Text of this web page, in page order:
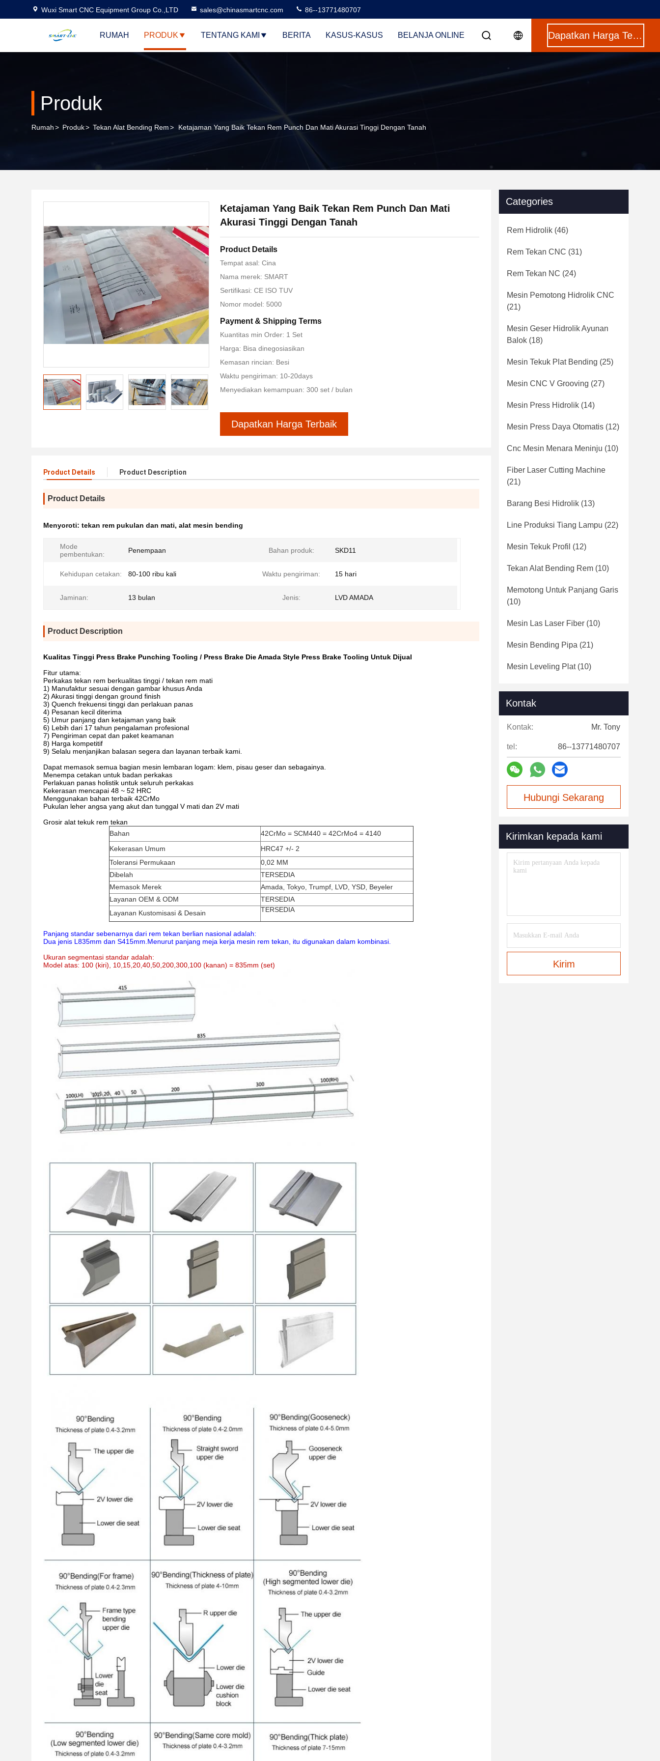
Wuxi Smart CNC Equipment Group Co.,LTD sales@chinasmartcnc.com 86--13771480707
RUMAH PRODUK TENTANG KAMI BERITA KASUS-KASUS BELANJA ONLINE Dapatkan Harga Terbaik
Produk
Rumah> Produk> Tekan Alat Bending Rem> Ketajaman Yang Baik Tekan Rem Punch Dan Mati Akurasi Tinggi Dengan Tanah
Ketajaman Yang Baik Tekan Rem Punch Dan Mati
Akurasi Tinggi Dengan Tanah
Product Details
Tempat asal: Cina
Nama merek: SMART
Sertifikasi: CE ISO TUV
Nomor model: 5000
Payment & Shipping Terms
Kuantitas min Order: 1 Set
Harga: Bisa dinegosiasikan
Kemasan rincian: Besi
Waktu pengiriman: 10-20days
Menyediakan kemampuan: 300 set / bulan
Dapatkan Harga Terbaik
Product Details Product Description
Product Details
Menyoroti: tekan rem pukulan dan mati, alat mesin bending
Mode
pembentukan:
Penempaan Bahan produk: SKD11
Kehidupan cetakan: 80-100 ribu kali Waktu pengiriman: 15 hari
Jaminan: 13 bulan Jenis: LVD AMADA
Product Description
Kualitas Tinggi Press Brake Punching Tooling / Press Brake Die Amada Style Press Brake Tooling Untuk Dijual
Fitur utama:
Perkakas tekan rem berkualitas tinggi / tekan rem mati
1) Manufaktur sesuai dengan gambar khusus Anda
2) Akurasi tinggi dengan ground finish
3) Quench frekuensi tinggi dan perlakuan panas
4) Pesanan kecil diterima
5) Umur panjang dan ketajaman yang baik
6) Lebih dari 17 tahun pengalaman profesional
7) Pengiriman cepat dan paket keamanan
8) Harga kompetitif
9) Selalu menjanjikan balasan segera dan layanan terbaik kami.
Dapat memasok semua bagian mesin lembaran logam: klem, pisau geser dan sebagainya.
Menempa cetakan untuk badan perkakas
Perlakuan panas holistik untuk seluruh perkakas
Kekerasan mencapai 48 ~ 52 HRC
Menggunakan bahan terbaik 42CrMo
Pukulan leher angsa yang akut dan tunggal V mati dan 2V mati
Grosir alat tekuk rem tekan
Bahan
42CrMo = SCM440 = 42CrMo4 = 4140
Kekerasan Umum
HRC47 +/- 2
Toleransi Permukaan
0,02 MM
Dibelah
TERSEDIA
Memasok Merek
Amada, Tokyo, Trumpf, LVD, YSD, Beyeler
Layanan OEM & ODM
TERSEDIA
Layanan Kustomisasi & Desain
TERSEDIA
Panjang standar sebenarnya dari rem tekan berlian nasional adalah:
Dua jenis L835mm dan S415mm.Menurut panjang meja kerja mesin rem tekan, itu digunakan dalam kombinasi.
Ukuran segmentasi standar adalah:
Model atas: 100 (kiri), 10,15,20,40,50,200,300,100 (kanan) = 835mm (set)
Categories
Rem Hidrolik (46)
Rem Tekan CNC (31)
Rem Tekan NC (24)
Mesin Pemotong Hidrolik CNC
(21)
Mesin Geser Hidrolik Ayunan
Balok (18)
Mesin Tekuk Plat Bending (25)
Mesin CNC V Grooving (27)
Mesin Press Hidrolik (14)
Mesin Press Daya Otomatis (12)
Cnc Mesin Menara Meninju (10)
Fiber Laser Cutting Machine
(21)
Barang Besi Hidrolik (13)
Line Produksi Tiang Lampu (22)
Mesin Tekuk Profil (12)
Tekan Alat Bending Rem (10)
Memotong Untuk Panjang Garis
(10)
Mesin Las Laser Fiber (10)
Mesin Bending Pipa (21)
Mesin Leveling Plat(10)
Kontak
Kontak: Mr. Tony
tel: 86--13771480707
Hubungi Sekarang
Kirimkan kepada kami
Kirim